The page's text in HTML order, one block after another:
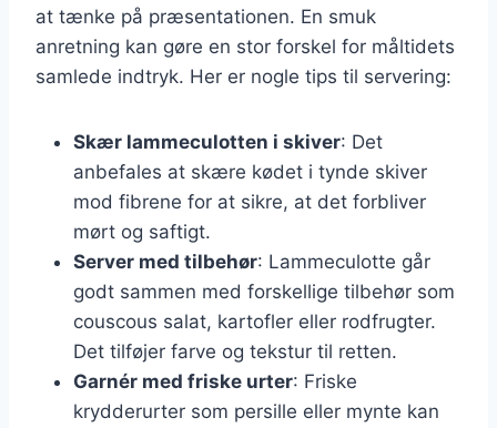
at tænke på præsentationen. En smuk
anretning kan gøre en stor forskel for måltidets
samlede indtryk. Her er nogle tips til servering:
Skær lammeculotten i skiver: Det
anbefales at skære kødet i tynde skiver
mod fibrene for at sikre, at det forbliver
mørt og saftigt.
Server med tilbehør: Lammeculotte går
godt sammen med forskellige tilbehør som
couscous salat, kartofler eller rodfrugter.
Det tilføjer farve og tekstur til retten.
Garnér med friske urter: Friske
krydderurter som persille eller mynte kan